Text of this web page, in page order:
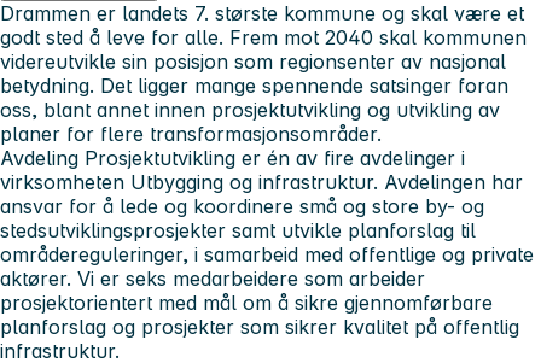
Drammen er landets 7. største kommune og skal være et
godt sted å leve for alle. Frem mot 2040 skal kommunen
videreutvikle sin posisjon som regionsenter av nasjonal
betydning. Det ligger mange spennende satsinger foran
oss, blant annet innen prosjektutvikling og utvikling av
planer for flere transformasjonsområder.
Avdeling Prosjektutvikling er én av fire avdelinger i
virksomheten Utbygging og infrastruktur. Avdelingen har
ansvar for å lede og koordinere små og store by- og
stedsutviklingsprosjekter samt utvikle planforslag til
områdereguleringer, i samarbeid med offentlige og private
aktører. Vi er seks medarbeidere som arbeider
prosjektorientert med mål om å sikre gjennomførbare
planforslag og prosjekter som sikrer kvalitet på offentlig
infrastruktur.